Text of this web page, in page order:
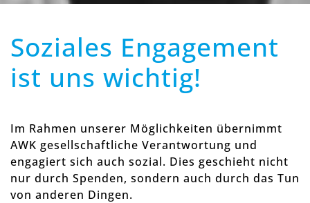
Soziales Engagement
ist uns wichtig!
Im Rahmen unserer Möglichkeiten übernimmt
AWK gesellschaftliche Verantwortung und
engagiert sich auch sozial. Dies geschieht nicht
nur durch Spenden, sondern auch durch das Tun
von anderen Dingen.